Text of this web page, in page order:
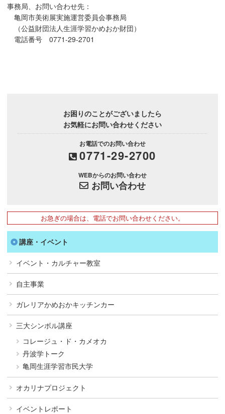
事務局、お問い合わせ先：
亀岡市美術展実施運営委員会事務局
（公益財団法人生涯学習かめおか財団）
電話番号 0771-29-2701
お困りのことがございましたら
お気軽にお問い合わせください
お電話でのお問い合わせ
0771-29-2700
WEBからのお問い合わせ
お問い合わせ
お急ぎの場合は、電話でお問い合わせください。
講座・イベント
イベント・カルチャー教室
自主事業
ガレリアかめおかキッチンカー
三大シンボル講座
コレージュ・ド・カメオカ
丹波学トーク
亀岡生涯学習市民大学
オカリナプロジェクト
イベントレポート